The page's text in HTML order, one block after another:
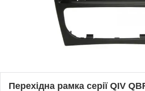
Перехідна рамка серії QIV